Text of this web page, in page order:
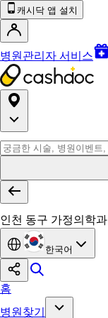
캐시닥 앱 설치
병원관리자 서비스
인천 동구 가정의학과
한국어
홈
병원찾기